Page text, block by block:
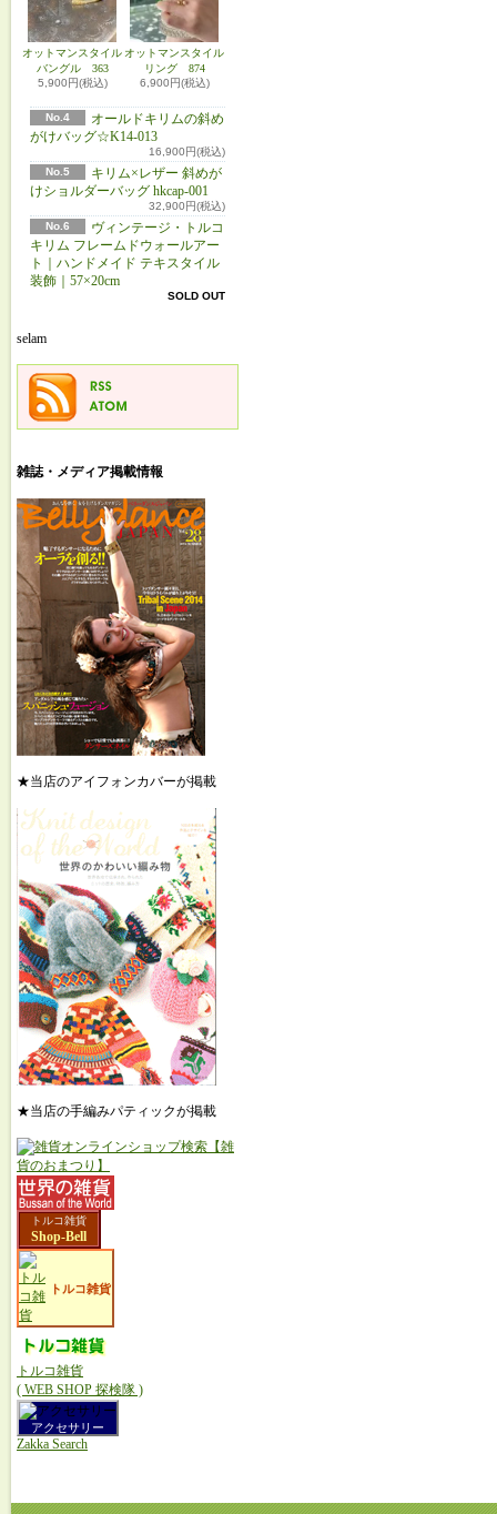
オットマンスタイル
バングル 363
5,900円(税込)
オットマンスタイル
リング 874
6,900円(税込)
No.4
オールドキリムの斜め
がけバッグ☆K14-013
16,900円(税込)
No.5
キリム×レザー 斜めが
けショルダーバッグ hkcap-001
32,900円(税込)
No.6
ヴィンテージ・トルコ
キリム フレームドウォールアー
ト｜ハンドメイド テキスタイル
装飾｜57×20cm
SOLD OUT
selam
雑誌・メディア掲載情報
★当店のアイフォンカバーが掲載
★当店の手編みパティックが掲載
トルコ雑貨
Shop-Bell
トルコ雑貨
トルコ雑貨
( WEB SHOP 探検隊 )
アクセサリー
Zakka Search